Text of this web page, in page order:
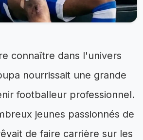
connaître dans l'univers
nourrissait une grande
footballeur professionnel.
jeunes passionnés de
de faire carrière sur les